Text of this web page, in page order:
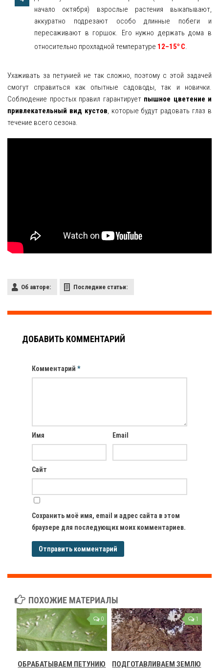
начало октября) взрослые растения выкапывают,
аккуратно подрезают особо длинные побеги и
пересаживают в горшок. Его нужно держать дома в
относительно прохладной температуре 12–15о С.
Ухаживать за петунией не так сложно, поэтому с этой задачей
смогут справиться как опытные садоводы, так и новички.
Соблюдение простых правил гарантирует пышное цветение и
привлекательный вид кустов, которые будут радовать глаз в
течение всего сезона.
Об авторе: Последние статьи:
ДОБАВИТЬ КОММЕНТАРИЙ
Комментарий *
Имя Email
Сайт
Сохранить моё имя, email и адрес сайта в этом
браузере для последующих моих комментариев.
ПОХОЖИЕ МАТЕРИАЛЫ
0
ОБРАБАТЫВАЕМ ПЕТУНИЮ
1
ПОДГОТАВЛИВАЕМ ЗЕМЛЮ